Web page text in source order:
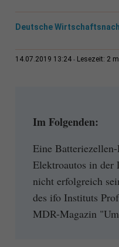
Deutsche
14.07.2019 13:24 Lesezeit: 2
Im Folgenden:
Eine
Elektroautos in der
nicht erfolgreich
des ifo Instituts
MDR-Magazin